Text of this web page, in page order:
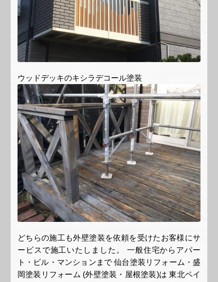
ウッドデッキのキシラデコール塗装
どちらの施工も外壁塗装を依頼を受けたお客様にサ
ービスで施工いたしました。 一般住宅からアパー
ト・ビル・マンションまで 仙台塗装リフォーム・盛
岡塗装リフォーム (外壁塗装・屋根塗装)は 東北ペイ